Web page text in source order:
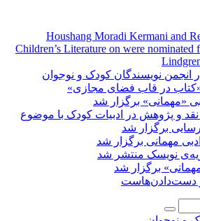
Houshang Moradi Kermani and
Children’s Literature on were nominated
انجمن نویسندگان کودک و نوجوان
در قاب فضای مجازی»
«مهمانی» برگزار شد
و پژوهش در ادبیات کودک با موضوع
برگزار شد
مهمانی برگزار شد
نویسک منتشر شد
برگزار شد
دست‌دادن‌هاست